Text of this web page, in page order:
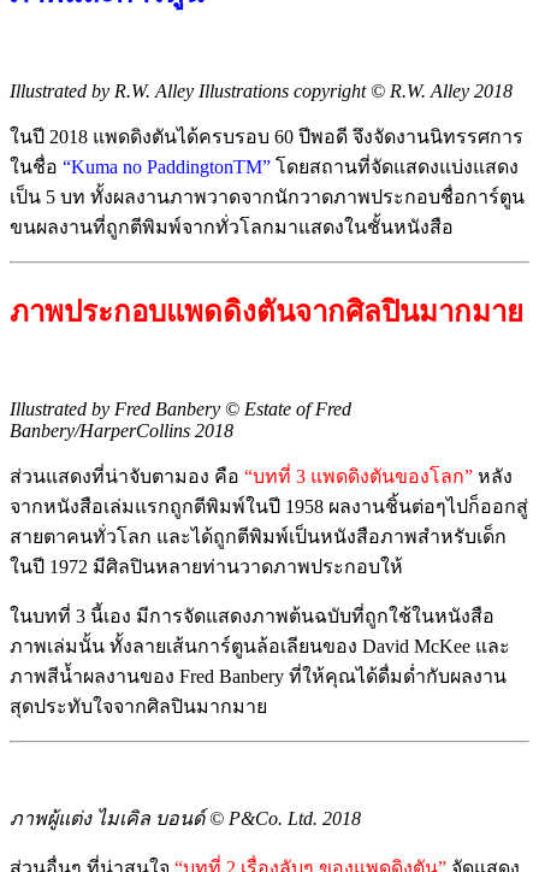
Illustrated by R.W. Alley Illustrations copyright © R.W. Alley 2018
ในปี 2018 แพดดิงตันได้ครบรอบ 60 ปีพอดี จึงจัดงานนิทรรศการ
ในชื่อ “Kuma no PaddingtonTM” โดยสถานที่จัดแสดงแบ่งแสดง
เป็น 5 บท ทั้งผลงานภาพวาดจากนักวาดภาพประกอบชื่อการ์ตูน
ขนผลงานที่ถูกตีพิมพ์จากทั่วโลกมาแสดงในชั้นหนังสือ
ภาพประกอบแพดดิงตันจากศิลปินมากมาย
Illustrated by Fred Banbery © Estate of Fred
Banbery/HarperCollins 2018
ส่วนแสดงที่น่าจับตามอง คือ “บทที่ 3 แพดดิงตันของโลก” หลัง
จากหนังสือเล่มแรกถูกตีพิมพ์ในปี 1958 ผลงานชิ้นต่อๆไปก็ออกสู่
สายตาคนทั่วโลก และได้ถูกตีพิมพ์เป็นหนังสือภาพสำหรับเด็ก
ในปี 1972 มีศิลปินหลายท่านวาดภาพประกอบให้
ในบทที่ 3 นี้เอง มีการจัดแสดงภาพต้นฉบับที่ถูกใช้ในหนังสือ
ภาพเล่มนั้น ทั้งลายเส้นการ์ตูนล้อเลียนของ David McKee และ
ภาพสีน้ำผลงานของ Fred Banbery ที่ให้คุณได้ดื่มด่ำกับผลงาน
สุดประทับใจจากศิลปินมากมาย
ภาพผู้แต่ง ไมเคิล บอนด์ © P&Co. Ltd. 2018